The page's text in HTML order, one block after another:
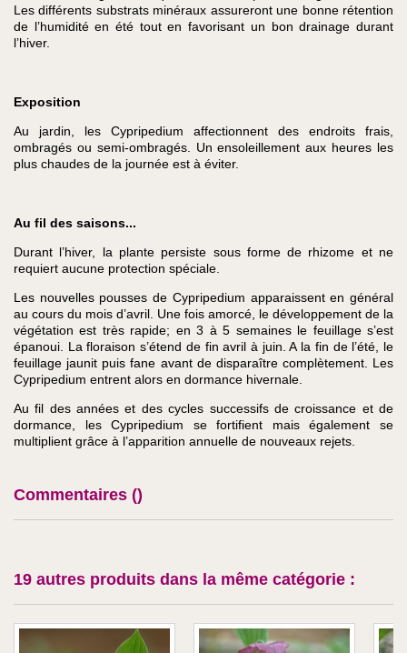
Les différents substrats minéraux assureront une bonne rétention
de l’humidité en été tout en favorisant un bon drainage durant
l’hiver.
Exposition
Au jardin, les Cypripedium affectionnent des endroits frais,
ombragés ou semi-ombragés. Un ensoleillement aux heures les
plus chaudes de la journée est à éviter.
Au fil des saisons...
Durant l’hiver, la plante persiste sous forme de rhizome et ne
requiert aucune protection spéciale.
Les nouvelles pousses de Cypripedium apparaissent en général
au cours du mois d’avril. Une fois amorcé, le développement de la
végétation est très rapide; en 3 à 5 semaines le feuillage s’est
épanoui. La floraison s’étend de fin avril à juin. A la fin de l’été, le
feuillage jaunit puis fane avant de disparaître complètement. Les
Cypripedium entrent alors en dormance hivernale.
Au fil des années et des cycles successifs de croissance et de
dormance, les Cypripedium se fortifient mais également se
multiplient grâce à l’apparition annuelle de nouveaux rejets.
Commentaires ()
19 autres produits dans la même catégorie :